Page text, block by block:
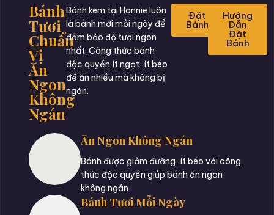
Bánh
Tươi
Chuẩn
Vị
Ăn
Ngon
Không
Ngán
Bánh kem tại Hannie luôn
là bánh mới mỗi ngày để
đảm bảo độ tươi ngon
nhất. Công thức bánh
độc quyền ít ngọt, ít béo
để ăn nhiều mà không bị
ngán.
Đặt
Bánh
Hướng
Dẫn
Đặt
Bánh
Ăn Ngon Không Ngán
Bánh được giảm đường, ít béo với công
thức độc quyền giúp bánh ăn ngon
không ngán
Bánh Tươi Mỗi Ngày